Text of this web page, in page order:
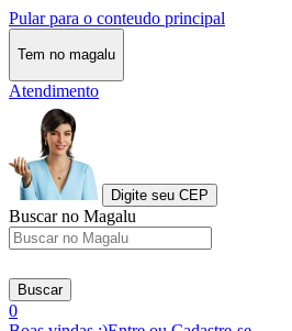
Pular para o conteudo principal
Tem no magalu
Atendimento
Digite seu CEP
Buscar no Magalu
Buscar
0